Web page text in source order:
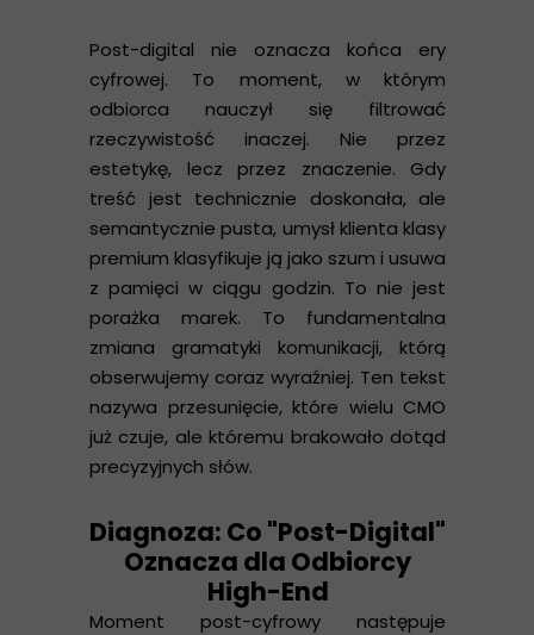
Post-digital nie oznacza końca ery
cyfrowej. To moment, w którym
odbiorca nauczył się filtrować
rzeczywistość inaczej. Nie przez
estetykę, lecz przez znaczenie. Gdy
treść jest technicznie doskonała, ale
semantycznie pusta, umysł klienta klasy
premium klasyfikuje ją jako szum i usuwa
z pamięci w ciągu godzin. To nie jest
porażka marek. To fundamentalna
zmiana gramatyki komunikacji, którą
obserwujemy coraz wyraźniej. Ten tekst
nazywa przesunięcie, które wielu CMO
już czuje, ale któremu brakowało dotąd
precyzyjnych słów.
Diagnoza: Co "Post-Digital"
Oznacza dla Odbiorcy
High-End
Moment post-cyfrowy następuje